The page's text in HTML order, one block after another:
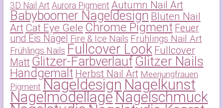
3D Nail Art Aurora Pigment Autumn Nail Art
Babyboomer Nageldesign Blüten Nail
Art Cat Eye Gele Chrome Pigment Feuer
und Eis Nägel Fire & Ice Nails Frühlings Nail Art
Frühlings Nails Fullcover Look Fullcover
Matt Glitzer-Farbverlauf Glitzer Nails
Handgemalt Herbst Nail Art Meerjungfrauen
Pigment Nageldesign Nagelkunst
NagelmodellageNagelschmuck